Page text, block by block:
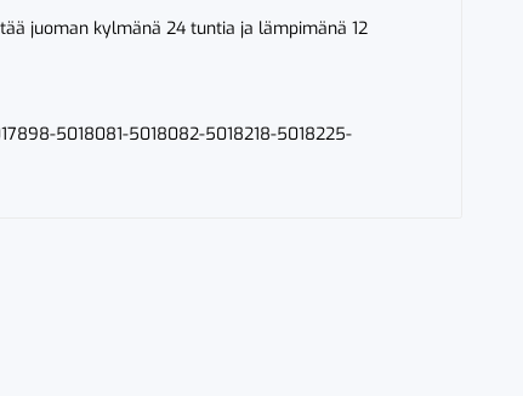
juoman kylmänä 24 tuntia ja lämpimänä 12
5018081-5018082-5018218-5018225-